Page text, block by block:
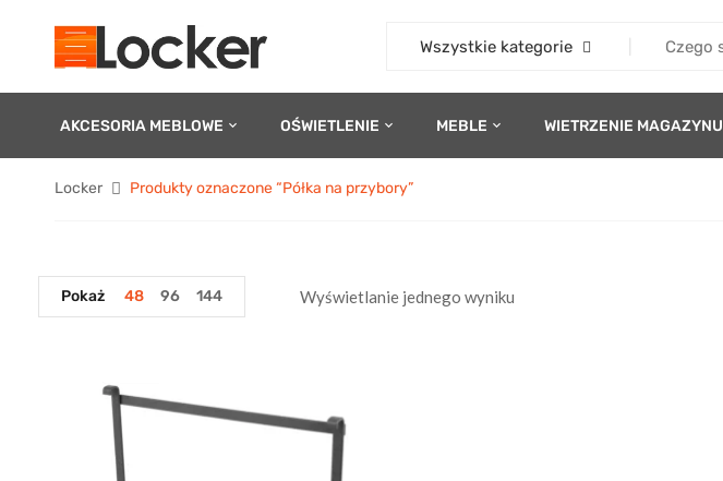
Wszystkie kategorie
AKCESORIA MEBLOWE OŚWIETLENIE MEBLE WIETRZENIE MAGAZYNU
Locker Produkty oznaczone “Półka na przybory”
Wyświetlanie jednego wyniku
Pokaż 48 96 144